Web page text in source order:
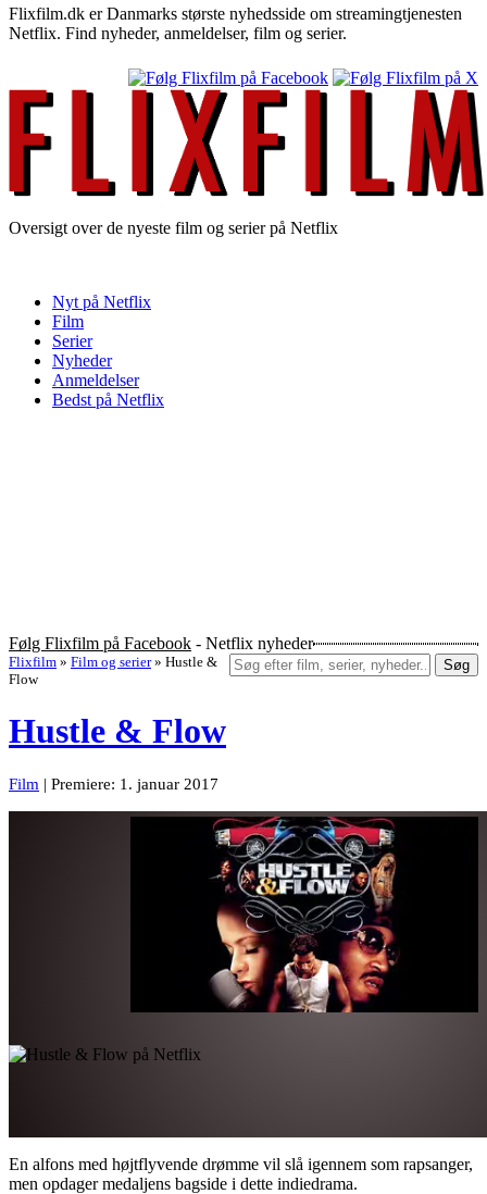
Flixfilm.dk er Danmarks største nyhedsside om streamingtjenesten
Netflix. Find nyheder, anmeldelser, film og serier.
Oversigt over de nyeste film og serier på Netflix
Nyt på Netflix
Film
Serier
Nyheder
Anmeldelser
Bedst på Netflix
Følg Flixfilm på Facebook - Netflix nyheder
Søg
Flixfilm » Film og serier » Hustle &
Flow
Hustle & Flow
Film | Premiere: 1. januar 2017
En alfons med højtflyvende drømme vil slå igennem som rapsanger,
men opdager medaljens bagside i dette indiedrama.